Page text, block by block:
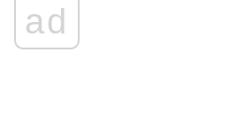
ad